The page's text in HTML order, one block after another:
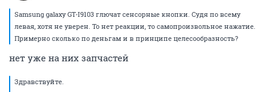
Samsung galaxy GT-I9103 глючат сенсорные кнопки. Судя по всему
левая, хотя не уверен. То нет реакции, то самопроизвольное нажатие.
Примерно сколько по деньгам и в принципе целесообразность?
нет уже на них запчастей
Здравствуйте.